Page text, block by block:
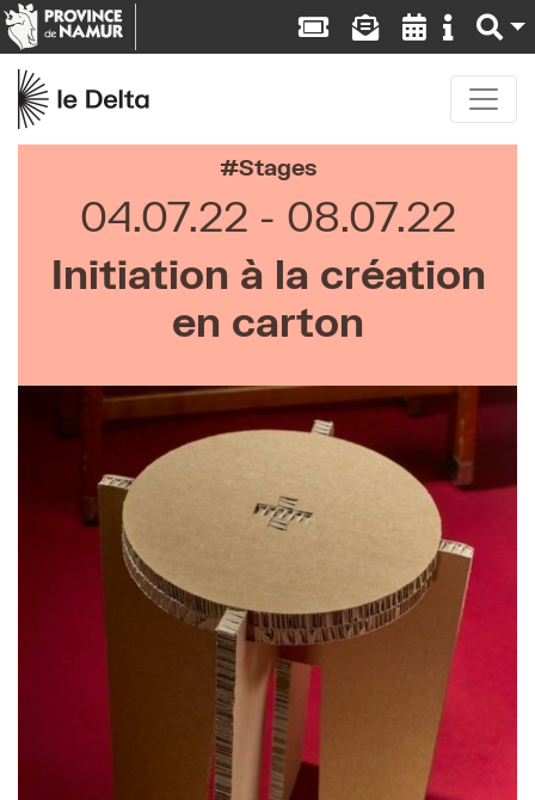
Stages
04.07.22
08.07.22
Initiation à la création
en carton